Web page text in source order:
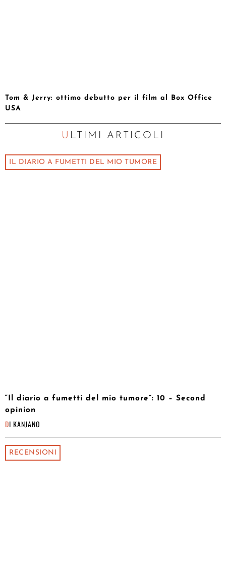
Tom & Jerry: ottimo debutto per il film al Box Office
USA
ULTIMI ARTICOLI
IL DIARIO A FUMETTI DEL MIO TUMORE
“Il diario a fumetti del mio tumore”: 10 – Second
opinion
DI KANJANO
RECENSIONI